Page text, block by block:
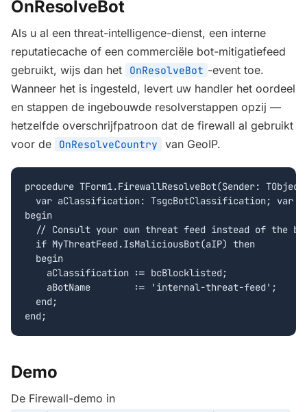
OnResolveBot
Als u al een threat-intelligence-dienst, een interne
reputatiecache of een commerciële bot-mitigatiefeed
gebruikt, wijs dan het
OnResolveBot -event toe.
Wanneer het is ingesteld, levert uw handler het oordeel
en stappen de ingebouwde resolverstappen opzij —
hetzelfde overschrijfpatroon dat de firewall al gebruikt
voor de
OnResolveCountry van GeoIP.
procedure TForm1.FirewallResolveBot(Sender:
var aClassification: TsgcBotClassification; var
begin
// Consult your own threat feed instead of the
  if MyThreatFeed.IsMaliciousBot(aIP) then
  begin
    aClassification := bcBlocklisted;
    aBotName        := 'internal-threat-feed';
  end;
end;
Demo
De Firewall-demo in